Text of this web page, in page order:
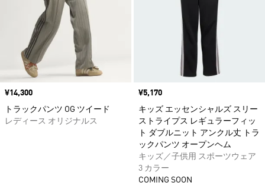
価格
¥14,300
トラックパンツ OG ツイード
レディース オリジナルス
価格
¥5,170
キッズ エッセンシャルズ スリー
ストライプス レギュラーフィッ
ト ダブルニット アンクル丈 トラ
ックパンツ オープンヘム
キッズ／子供用 スポーツウェア
3 カラー
COMING SOON